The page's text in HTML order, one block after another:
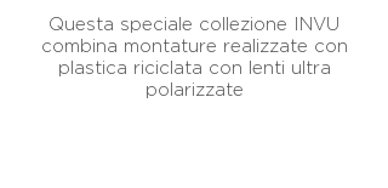
Questa speciale collezione INVU
combina montature realizzate con
plastica riciclata con lenti ultra
polarizzate